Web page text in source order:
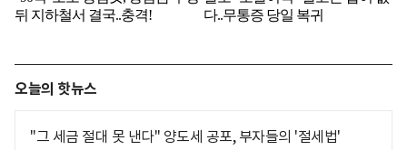
오늘의 핫뉴스
"그 세금 절대 못 낸다" 양도세 공포, 부자들의 '절세법'